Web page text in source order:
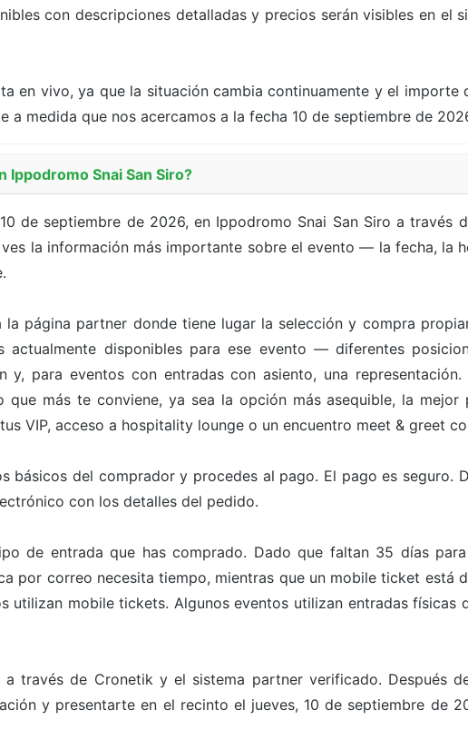
con descripciones detalladas y precios serán visibles en el
en vivo, ya que la situación cambia continuamente y el importe
a medida que nos acercamos a la fecha 10 de septiembre de
Ippodromo Snai San Siro?
de septiembre de 2026, en Ippodromo Snai San Siro a través
la información más importante sobre el evento — la fecha, la
página partner donde tiene lugar la selección y compra
disponibles para ese evento — diferentes
para eventos con entradas con asiento, una representación.
más te conviene, ya sea la opción más asequible, la mejor
VIP, acceso a hospitality lounge o un encuentro meet & greet
básicos del comprador y procedes al pago. El pago es seguro.
con los detalles del pedido.
de entrada que has comprado. Dado que faltan 35 días
por correo necesita tiempo, mientras que un mobile ticket está
utilizan mobile tickets. Algunos eventos utilizan entradas físicas
través de Cronetik y el sistema partner verificado. Después
y presentarte en el recinto el jueves, 10 de septiembre de